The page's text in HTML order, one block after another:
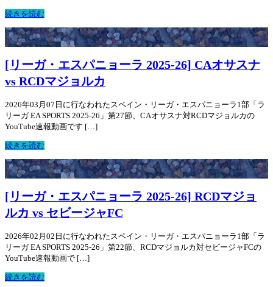
続きを読む
[リーガ・エスパニョーラ 2025-26] CAオサスナ
vs RCDマジョルカ
2026年03月07日に行なわれたスペイン・リーガ・エスパニョーラ1部「ラ
リーガ EA SPORTS 2025-26」第27節、CAオサスナ対RCDマジョルカの
YouTube速報動画です […]
続きを読む
[リーガ・エスパニョーラ 2025-26] RCDマジョ
ルカ vs セビージャFC
2026年02月02日に行なわれたスペイン・リーガ・エスパニョーラ1部「ラ
リーガ EA SPORTS 2025-26」第22節、RCDマジョルカ対セビージャFCの
YouTube速報動画で […]
続きを読む